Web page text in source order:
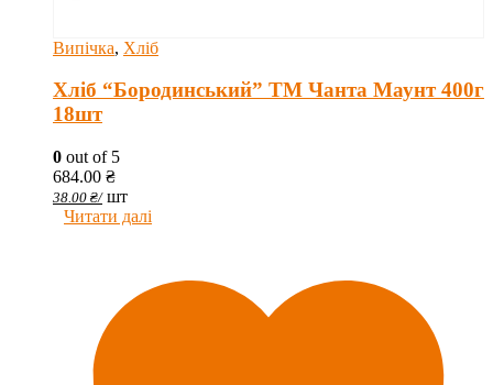
Випічка, Хліб
Хліб “Бородинський” ТМ Чанта Маунт 400г
18шт
0 out of 5
684.00 ₴
38.00 ₴/ шт
Читати далі